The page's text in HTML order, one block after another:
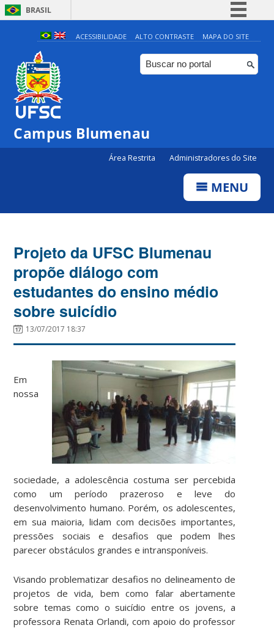
BRASIL
Simplifique!
Comunica BR
Participe
ACESSIBILIDADE ALTO CONTRASTE MAPA DO SITE
Campus Blumenau
Área Restrita Administradores do Site
MENU
Projeto da UFSC Blumenau
propõe diálogo com
estudantes do ensino médio
sobre suicídio
13/07/2017 18:37
Em
nossa
sociedade, a adolescência costuma ser percebida
como um período prazeroso e leve do
desenvolvimento humano. Porém, os adolescentes,
em sua maioria, lidam com decisões importantes,
pressões sociais e desafios que podem lhes
parecer obstáculos grandes e intransponíveis.
Visando problematizar desafios no delineamento de
projetos de vida, bem como falar abertamente
sobre temas como o suicídio entre os jovens, a
professora Renata Orlandi, com apoio do professor